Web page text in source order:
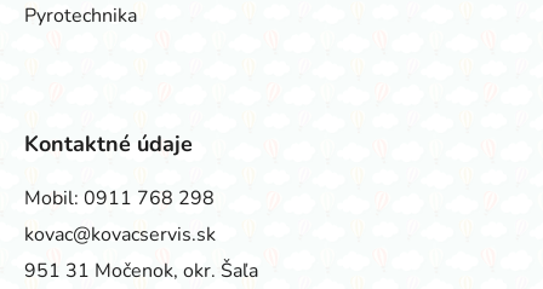
Pyrotechnika
Kontaktné údaje
Mobil: 0911 768 298
kovac@kovacservis.sk
951 31 Močenok, okr. Šaľa